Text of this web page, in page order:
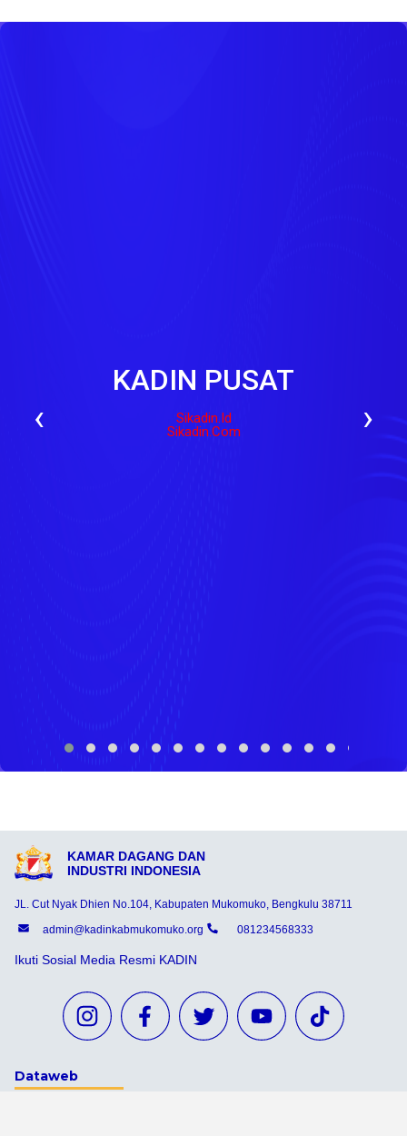
KADIN PUSAT
Sikadin.id
Sikadin.com
‹ ›
KAMAR DAGANG DAN
INDUSTRI INDONESIA
JL. Cut Nyak Dhien No.104, Kabupaten Mukomuko, Bengkulu 38711
admin@kadinkabmukomuko.org
081234568333
Ikuti Sosial Media Resmi KADIN
Dataweb